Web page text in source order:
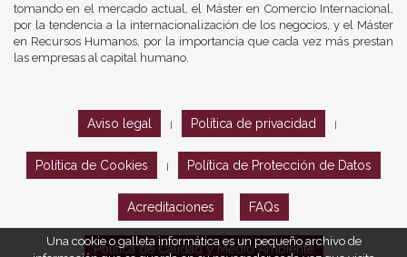
tomando en el mercado actual, el Máster en Comercio Internacional,
por la tendencia a la internacionalización de los negocios, y el Máster
en Recursos Humanos, por la importancia que cada vez más prestan
las empresas al capital humano.
Aviso legal Política de privacidad
Política de Cookies Política de Protección de Datos
Acreditaciones FAQs
Política de Calidad y Medio Ambiente
Una cookie o galleta informática es un pequeño archivo de